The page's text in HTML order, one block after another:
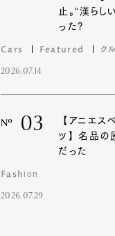
止。“漢らし
った?
Cars Featured ク
2026.07.14
Nº 03
【アニエス
ツ】名品の
だった
Fashion
2026.07.29